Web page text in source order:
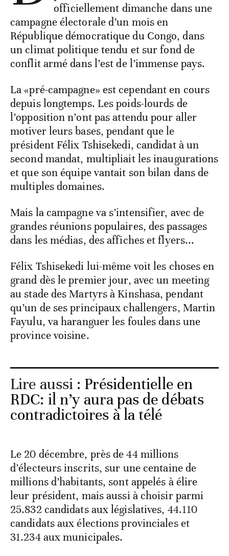
officiellement dimanche dans une
campagne électorale d’un mois en
République démocratique du Congo, dans
un climat politique tendu et sur fond de
conflit armé dans l’est de l’immense pays.
La «pré-campagne» est cependant en cours
depuis longtemps. Les poids-lourds de
l’opposition n’ont pas attendu pour aller
motiver leurs bases, pendant que le
président Félix Tshisekedi, candidat à un
second mandat, multipliait les inaugurations
et que son équipe vantait son bilan dans de
multiples domaines.
Mais la campagne va s’intensifier, avec de
grandes réunions populaires, des passages
dans les médias, des affiches et flyers...
Félix Tshisekedi lui-même voit les choses en
grand dès le premier jour, avec un meeting
au stade des Martyrs à Kinshasa, pendant
qu’un de ses principaux challengers, Martin
Fayulu, va haranguer les foules dans une
province voisine.
Lire aussi : Présidentielle en
RDC: il n’y aura pas de débats
contradictoires à la télé
Le 20 décembre, près de 44 millions
d’électeurs inscrits, sur une centaine de
millions d’habitants, sont appelés à élire
leur président, mais aussi à choisir parmi
25.832 candidats aux législatives, 44.110
candidats aux élections provinciales et
31.234 aux municipales.